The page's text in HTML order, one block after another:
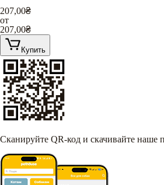
207,00₴
от
207,00₴
Купить
Сканируйте QR-код и скачивайте наше